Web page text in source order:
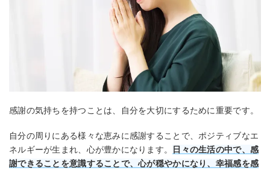
感謝の気持ちを持つことは、自分を大切にするために重要です。
自分の周りにある様々な恵みに感謝することで、ポジティブなエ
ネルギーが生まれ、心が豊かになります。
日々の生活の中で、感
謝できることを意識することで、心が穏やかになり、幸福感を感